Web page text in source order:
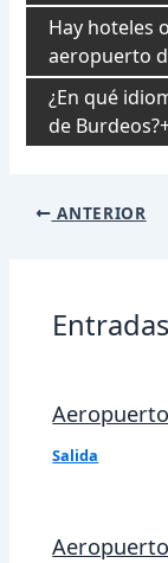
Hay hoteles
aeropuerto
¿En qué
de Burdeos?
Navegación
ANTERIOR
Salida